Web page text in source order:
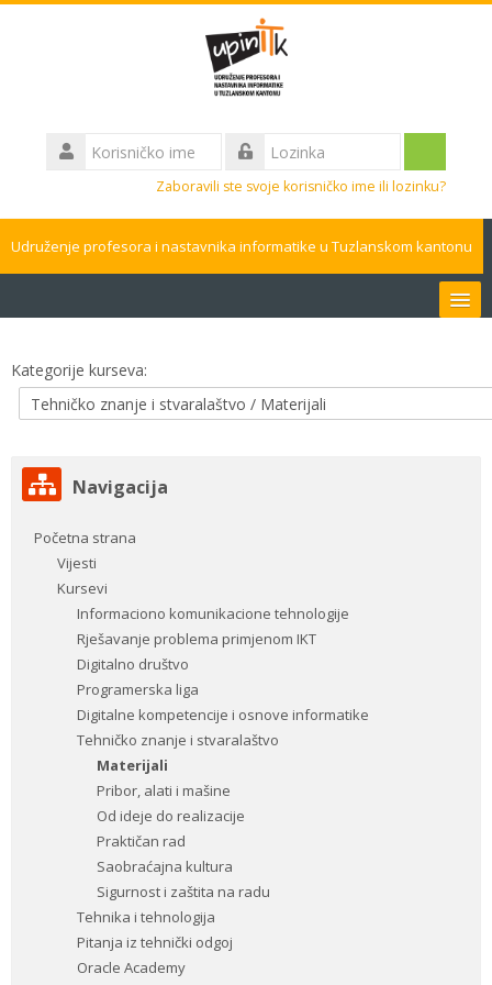
Korisničko
ime
Prijavite
Zaboravili ste svoje korisničko ime ili lozinku?
Udruženje profesora i nastavnika informatike u Tuzlanskom kantonu
Pretraži
kurseve
Kategorije kurseva:
Preskoči
NavigacijaNavigacija
Početna strana
Vijesti
Kursevi
Informaciono komunikacione tehnologije
Rješavanje problema primjenom IKT
Digitalno društvo
Programerska liga
Digitalne kompetencije i osnove informatike
Tehničko znanje i stvaralaštvo
Materijali
Pribor, alati i mašine
Od ideje do realizacije
Praktičan rad
Saobraćajna kultura
Sigurnost i zaštita na radu
Tehnika i tehnologija
Pitanja iz tehnički odgoj
Oracle Academy